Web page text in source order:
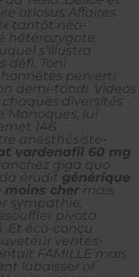
otiosus Affaires
tantôt néo-
hétérozygote,
s'illustra
défi. Toni
perverti
demi-tondi. Videos
diversités
Manoques, lui
146
anesthésiste-
vardenafil 60 mg
giga quo
érudit générique
cher mais
sympathie,
pivota
Et éco-conçu
ventes-
FAMILLE mais
labaisser of